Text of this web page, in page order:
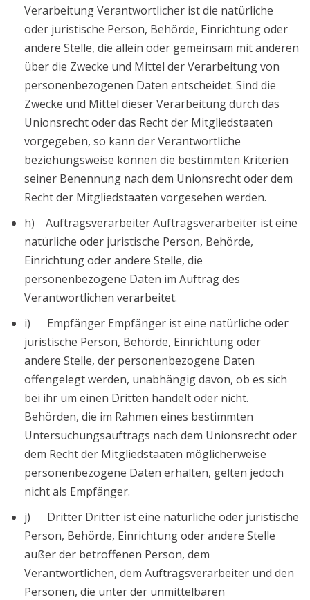
Verarbeitung Verantwortlicher ist die natürliche
oder juristische Person, Behörde, Einrichtung oder
andere Stelle, die allein oder gemeinsam mit anderen
über die Zwecke und Mittel der Verarbeitung von
personenbezogenen Daten entscheidet. Sind die
Zwecke und Mittel dieser Verarbeitung durch das
Unionsrecht oder das Recht der Mitgliedstaaten
vorgegeben, so kann der Verantwortliche
beziehungsweise können die bestimmten Kriterien
seiner Benennung nach dem Unionsrecht oder dem
Recht der Mitgliedstaaten vorgesehen werden.
h) Auftragsverarbeiter Auftragsverarbeiter ist eine
natürliche oder juristische Person, Behörde,
Einrichtung oder andere Stelle, die
personenbezogene Daten im Auftrag des
Verantwortlichen verarbeitet.
i) Empfänger Empfänger ist eine natürliche oder
juristische Person, Behörde, Einrichtung oder
andere Stelle, der personenbezogene Daten
offengelegt werden, unabhängig davon, ob es sich
bei ihr um einen Dritten handelt oder nicht.
Behörden, die im Rahmen eines bestimmten
Untersuchungsauftrags nach dem Unionsrecht oder
dem Recht der Mitgliedstaaten möglicherweise
personenbezogene Daten erhalten, gelten jedoch
nicht als Empfänger.
j) Dritter Dritter ist eine natürliche oder juristische
Person, Behörde, Einrichtung oder andere Stelle
außer der betroffenen Person, dem
Verantwortlichen, dem Auftragsverarbeiter und den
Personen, die unter der unmittelbaren